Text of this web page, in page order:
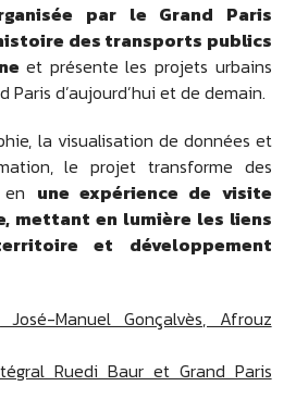
par le Grand Paris
des transports publics
et présente les projets urbains
d’aujourd’hui et de demain.
la visualisation de données et
le projet transforme des
une expérience de visite
mettant en lumière les liens
et développement
Manuel Gonçalvès, Afrouz
Ruedi Baur et Grand Paris